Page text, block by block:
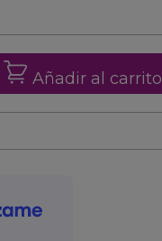
Añadir al carrito